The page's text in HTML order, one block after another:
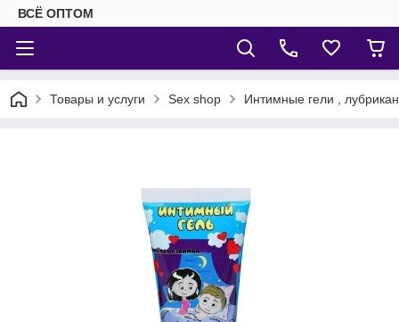
ВСЁ ОПТОМ
Товары и услуги Sex shop Интимные гели ,